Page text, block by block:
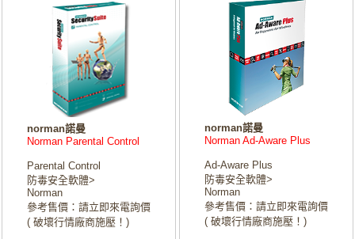
norman諾曼
Norman Parental Control
Parental Control
防毒安全軟體>
Norman
參考售價：請立即來電詢價
( 破壞行情廠商施壓！)
norman諾曼
Norman Ad-Aware Plus
Ad-Aware Plus
防毒安全軟體>
Norman
參考售價：請立即來電詢價
( 破壞行情廠商施壓！)